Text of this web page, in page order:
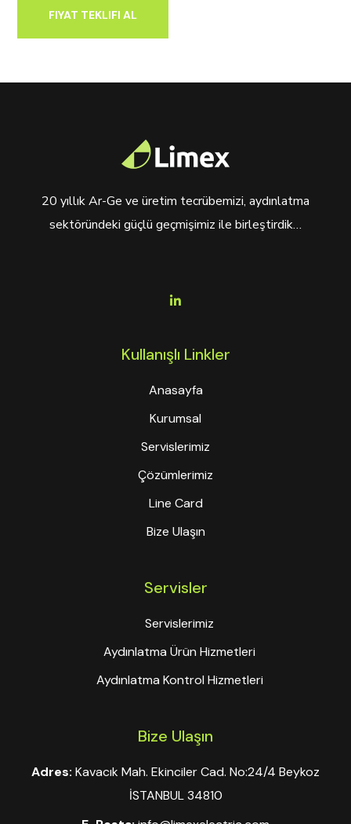
20 yıllık Ar-Ge ve üretim tecrübemizi, aydınlatma
sektöründeki güçlü geçmişimiz ile birleştirdik…
Kullanışlı Linkler
Anasayfa
Kurumsal
Servislerimiz
Çözümlerimiz
Line Card
Bize Ulaşın
Servisler
Servislerimiz
Aydınlatma Ürün Hizmetleri
Aydınlatma Kontrol Hizmetleri
Bize Ulaşın
Adres: Kavacık Mah. Ekinciler Cad. No:24/4 Beykoz
İSTANBUL 34810